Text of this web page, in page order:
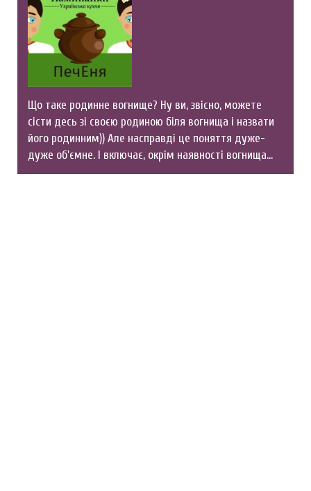
Що таке родинне вогнище? Ну ви, звісно, можете
сісти десь зі своєю родиною біля вогнища і назвати
його родинним)) Але насправді це поняття дуже-
дуже об'ємне. І включає, окрім наявності вогнища…